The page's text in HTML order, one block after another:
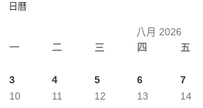
日曆
八月 2026
一
二 三 四 五
3
4 5 6 7
10
11 12 13 14